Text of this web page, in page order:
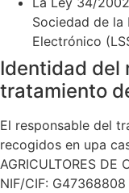
Sociedad de
Electrónico
Identidad del
tratamiento
El responsable del
recogidos en upa
AGRICULTORES
NIF/CIF: